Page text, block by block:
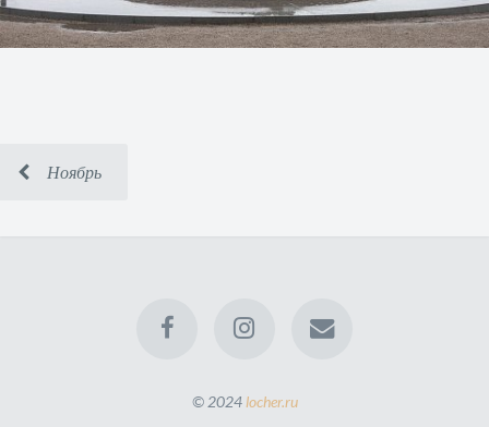
Ноябрь
© 2024 locher.ru